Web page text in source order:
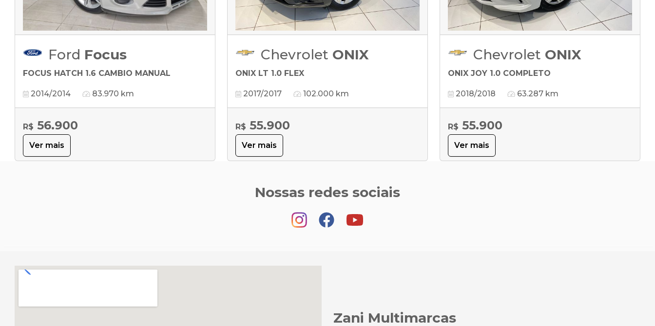
Ford Focus
FOCUS HATCH 1.6 CAMBIO MANUAL
2014/2014 83.970 km
R$ 56.900
Ver mais
Chevrolet ONIX
ONIX LT 1.0 FLEX
2017/2017 102.000 km
R$ 55.900
Ver mais
Chevrolet ONIX
ONIX JOY 1.0 COMPLETO
2018/2018 63.287 km
R$ 55.900
Ver mais
Nossas redes sociais
Zani Multimarcas